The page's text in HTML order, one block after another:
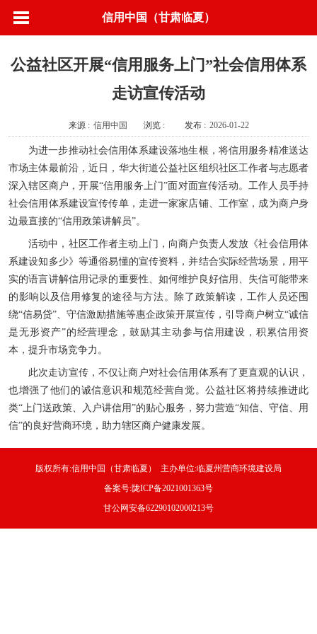
信用中国（甘肃临夏）
公益社区开展“信用服务上门”社会信用体系
走访宣传活动
来源 : 信用中国 浏览 : 发布 : 2026-01-22
为进一步推动社会信用体系建设落地生根，将信用服务精准送达
市场主体最前沿，近日，华大街道公益社区组织社区工作者与志愿者
深入辖区商户，开展“信用服务上门”面对面宣传活动。工作人员手持
社会信用体系建设宣传传单，走进一家家店铺、工作室，成为商户身
边最直接的“信用政策讲解员”。
活动中，社区工作者主动上门，向商户负责人发放《社会信用体
系建设知多少》等通俗易懂的宣传资料，并结合实际经营场景，用平
实的语言讲解信用记录的重要性、如何维护良好信用、失信可能带来
的影响以及信用修复的途径与方法。除了政策解读，工作人员还围
绕“信易贷”、守信激励措施等惠企政策开展宣传，引导商户树立“诚信
是无形资产”的经营理念，鼓励其主动参与信用建设，积累信用资
本，提升市场竞争力。
此次走访宣传，不仅让商户对社会信用体系有了更直观的认识，
也增强了他们的诚信意识和规范经营自觉。公益社区将持续推进此
类“上门送政策、入户讲信用”的贴心服务，努力营造“知信、守信、用
信”的良好营商环境，助力辖区商户健康发展。
版权所有:信用中国（甘肃临夏） 主办单位:临夏州营商环境建设局
备案号:陇ICP备2021001363号
甘公网安备62290102000213号